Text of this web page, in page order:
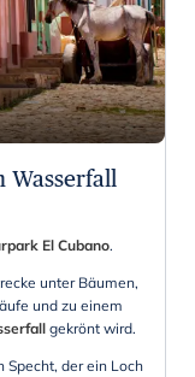
Wasserfall
El Cubano.
unter Bäumen,
und zu einem
gekrönt wird.
Specht, der ein Loch